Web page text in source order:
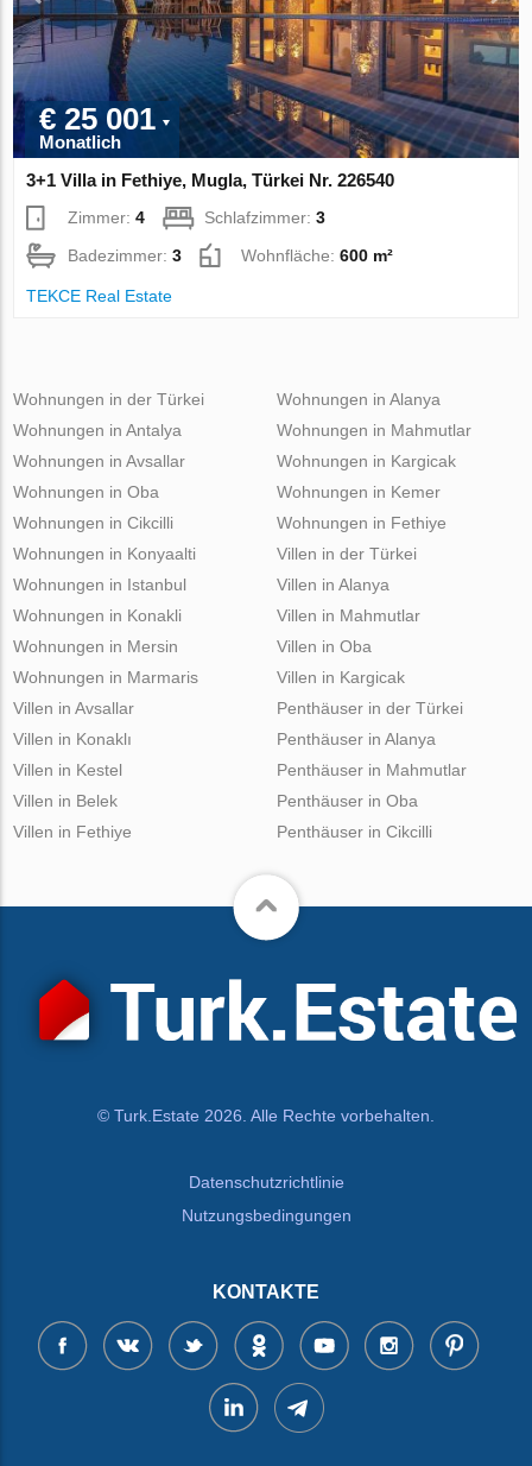
€ 25 001
Monatlich
3+1 Villa in Fethiye, Mugla, Türkei Nr. 226540
Zimmer:4 Schlafzimmer:3
Badezimmer:3 Wohnfläche:600 m²
TEKCE Real Estate
Wohnungen in der Türkei
Wohnungen in Antalya
Wohnungen in Avsallar
Wohnungen in Oba
Wohnungen in Cikcilli
Wohnungen in Alanya
Wohnungen in Mahmutlar
Wohnungen in Kargicak
Wohnungen in Kemer
Wohnungen in Fethiye
Wohnungen in Konyaalti
Wohnungen in Istanbul
Wohnungen in Konakli
Wohnungen in Mersin
Wohnungen in Marmaris
Villen in der Türkei
Villen in Alanya
Villen in Mahmutlar
Villen in Oba
Villen in Kargicak
Villen in Avsallar
Villen in Konaklı
Villen in Kestel
Villen in Belek
Villen in Fethiye
Penthäuser in der Türkei
Penthäuser in Alanya
Penthäuser in Mahmutlar
Penthäuser in Oba
Penthäuser in Cikcilli
© Turk.Estate 2026. Alle Rechte vorbehalten.
Datenschutzrichtlinie
Nutzungsbedingungen
KONTAKTE